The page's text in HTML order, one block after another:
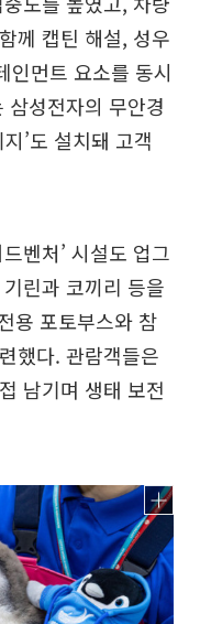
께 캡틴 해설, 성우
인먼트 요소를 동시
성전자의 무안경
’도 설치돼 고객
벤처’ 시설도 업그
린과 코끼리 등을
용 포토부스와 참
했다. 관람객들은
남기며 생태 보전